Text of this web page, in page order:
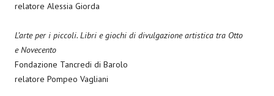
relatore Alessia Giorda
L’arte per i piccoli. Libri e giochi di divulgazione artistica tra Otto
e Novecento
Fondazione Tancredi di Barolo
relatore Pompeo Vagliani